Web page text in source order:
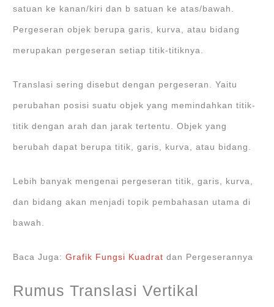
satuan ke kanan/kiri dan b satuan ke atas/bawah.
Pergeseran objek berupa garis, kurva, atau bidang
merupakan pergeseran setiap titik-titiknya.
Translasi sering disebut dengan pergeseran. Yaitu
perubahan posisi suatu objek yang memindahkan titik-
titik dengan arah dan jarak tertentu. Objek yang
berubah dapat berupa titik, garis, kurva, atau bidang.
Lebih banyak mengenai pergeseran titik, garis, kurva,
dan bidang akan menjadi topik pembahasan utama di
bawah.
Baca Juga:Grafik Fungsi Kuadrat dan Pergeserannya
Rumus Translasi Vertikal